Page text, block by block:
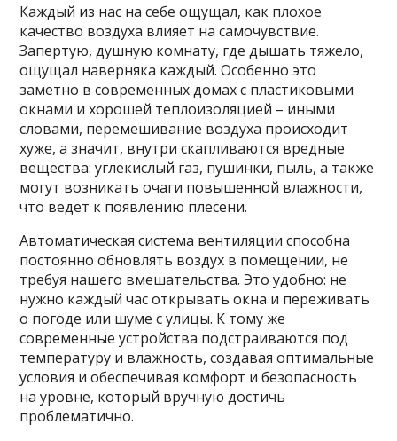
Каждый из нас на себе ощущал, как плохое
качество воздуха влияет на самочувствие.
Запертую, душную комнату, где дышать тяжело,
ощущал наверняка каждый. Особенно это
заметно в современных домах с пластиковыми
окнами и хорошей теплоизоляцией – иными
словами, перемешивание воздуха происходит
хуже, а значит, внутри скапливаются вредные
вещества: углекислый газ, пушинки, пыль, а также
могут возникать очаги повышенной влажности,
что ведет к появлению плесени.
Автоматическая система вентиляции способна
постоянно обновлять воздух в помещении, не
требуя нашего вмешательства. Это удобно: не
нужно каждый час открывать окна и переживать
о погоде или шуме с улицы. К тому же
современные устройства подстраиваются под
температуру и влажность, создавая оптимальные
условия и обеспечивая комфорт и безопасность
на уровне, который вручную достичь
проблематично.